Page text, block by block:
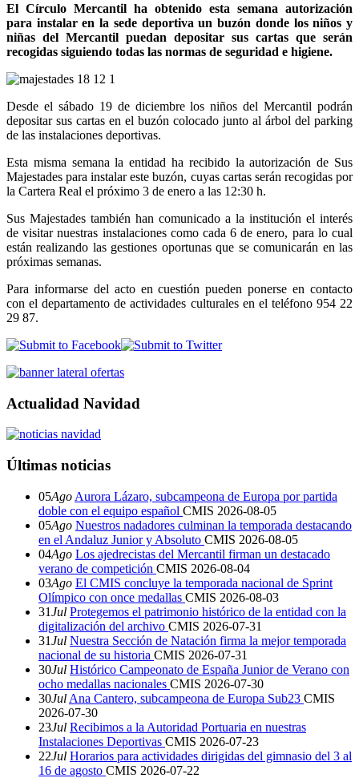
El Círculo Mercantil ha obtenido esta semana autorización
para instalar en la sede deportiva un buzón donde los niños y
niñas del Mercantil puedan depositar sus cartas que serán
recogidas siguiendo todas las normas de seguridad e higiene.
Desde el sábado 19 de diciembre los niños del Mercantil podrán
depositar sus cartas en el buzón colocado junto al árbol del parking
de las instalaciones deportivas.
Esta misma semana la entidad ha recibido la autorización de Sus
Majestades para instalar este buzón, cuyas cartas serán recogidas por
la Cartera Real el próximo 3 de enero a las 12:30 h.
Sus Majestades también han comunicado a la institución el interés
de visitar nuestras instalaciones como cada 6 de enero, para lo cual
están realizando las gestiones oportunas que se comunicarán en las
próximas semanas.
Para informarse del acto en cuestión pueden ponerse en contacto
con el departamento de actividades culturales en el teléfono 954 22
29 87.
Actualidad Navidad
Últimas noticias
05Ago Aurora Lázaro, subcampeona de Europa por partida
doble con el equipo español CMIS 2026-08-05
05Ago Nuestros nadadores culminan la temporada destacando
en el Andaluz Junior y Absoluto CMIS 2026-08-05
04Ago Los ajedrecistas del Mercantil firman un destacado
verano de competición CMIS 2026-08-04
03Ago El CMIS concluye la temporada nacional de Sprint
Olímpico con once medallas CMIS 2026-08-03
31Jul Protegemos el patrimonio histórico de la entidad con la
digitalización del archivo CMIS 2026-07-31
31Jul Nuestra Sección de Natación firma la mejor temporada
nacional de su historia CMIS 2026-07-31
30Jul Histórico Campeonato de España Junior de Verano con
ocho medallas nacionales CMIS 2026-07-30
30Jul Ana Cantero, subcampeona de Europa Sub23 CMIS
2026-07-30
23Jul Recibimos a la Autoridad Portuaria en nuestras
Instalaciones Deportivas CMIS 2026-07-23
22Jul Horarios para actividades dirigidas del gimnasio del 3 al
16 de agosto CMIS 2026-07-22